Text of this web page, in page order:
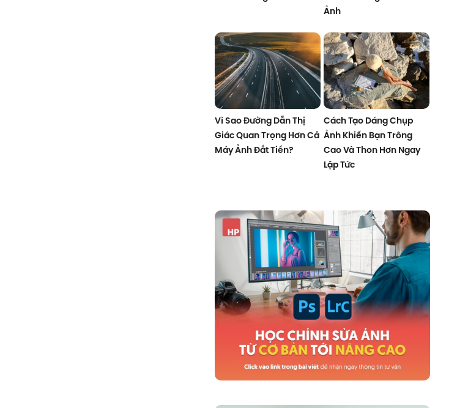
Ảnh
Vì Sao Đường Dẫn Thị
Giác Quan Trọng Hơn Cả
Máy Ảnh Đắt Tiền?
Cách Tạo Dáng Chụp
Ảnh Khiến Bạn Trông
Cao Và Thon Hơn Ngay
Lập Tức